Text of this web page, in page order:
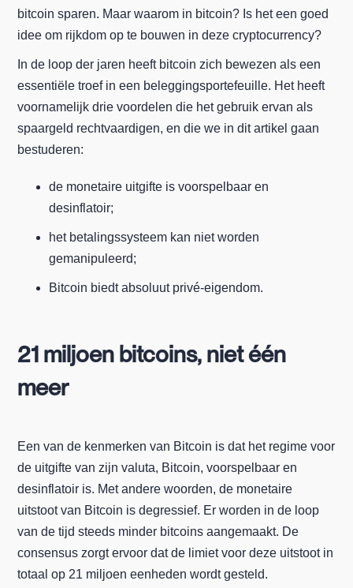
bitcoin sparen. Maar waarom in bitcoin? Is het een goed
idee om rijkdom op te bouwen in deze cryptocurrency?
In de loop der jaren heeft bitcoin zich bewezen als een
essentiële troef in een beleggingsportefeuille. Het heeft
voornamelijk drie voordelen die het gebruik ervan als
spaargeld rechtvaardigen, en die we in dit artikel gaan
bestuderen:
de monetaire uitgifte is voorspelbaar en
desinflatoir;
het betalingssysteem kan niet worden
gemanipuleerd;
Bitcoin biedt absoluut privé-eigendom.
21 miljoen bitcoins, niet één
meer
Een van de kenmerken van Bitcoin is dat het regime voor
de uitgifte van zijn valuta, Bitcoin, voorspelbaar en
desinflatoir is. Met andere woorden, de monetaire
uitstoot van Bitcoin is degressief. Er worden in de loop
van de tijd steeds minder bitcoins aangemaakt. De
consensus zorgt ervoor dat de limiet voor deze uitstoot in
totaal op 21 miljoen eenheden wordt gesteld.